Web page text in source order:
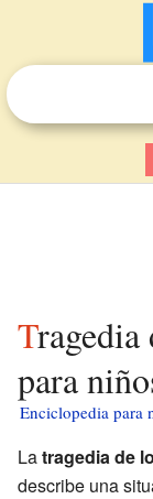
Tragedia de los anticomunes
para
Enciclopedia para
Latragedia de
describe una